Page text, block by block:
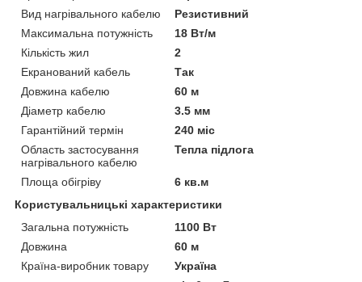
Вид нагрівального кабелю
Резистивний
Максимальна потужність
18 Вт/м
Кількість жил
2
Екранований кабель
Так
Довжина кабелю
60 м
Діаметр кабелю
3.5 мм
Гарантійний термін
240 міс
Область застосування
нагрівального кабелю
Тепла підлога
Площа обігріву
6 кв.м
Користувальницькі характеристики
Загальна потужність
1100 Вт
Довжина
60 м
Країна-виробник товару
Україна